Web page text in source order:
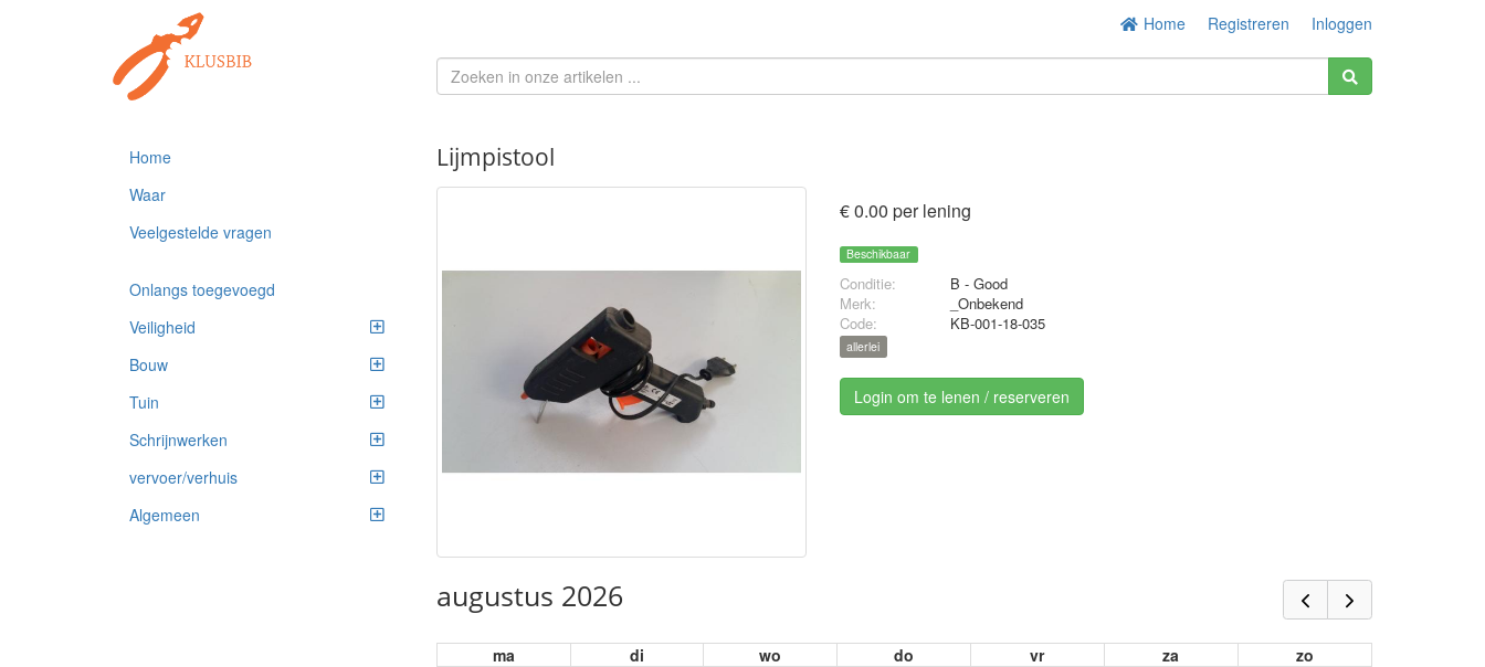
Home Registreren Inloggen
Home
Waar
Veelgestelde vragen
Onlangs toegevoegd
Veiligheid
Bouw
Tuin
Schrijnwerken
vervoer/verhuis
Algemeen
Lijmpistool
€ 0.00 per lening
Beschikbaar
Conditie:
B - Good
Merk:
_Onbekend
Code:
KB-001-18-035
allerlei
Login om te lenen / reserveren
augustus 2026
ma di wo do vr za
zo